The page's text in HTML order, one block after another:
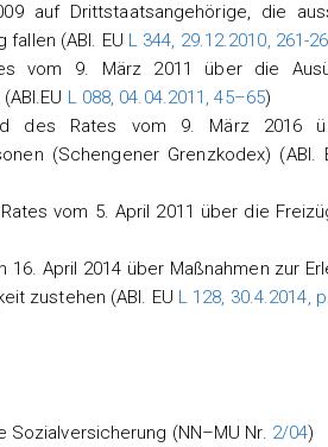
auf Drittstaatsangehörige, die
(ABl. EU L 344, 29.12.2010, 261-
vom 9. März 2011 über die
L 088, 04.04.2011, 45–65)
des Rates vom 9. März 2016
(Schengener Grenzkodex) (ABl.
vom 5. April 2011 über die
April 2014 über Maßnahmen zur
zustehen (ABl. EU L 128, 30.4.2014,
(NN–MU Nr. 2/04)